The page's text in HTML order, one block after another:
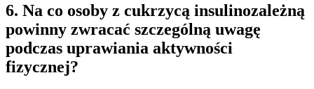
6. Na co osoby z cukrzycą insulinozależną
powinny zwracać szczególną uwagę
podczas uprawiania aktywności
fizycznej?